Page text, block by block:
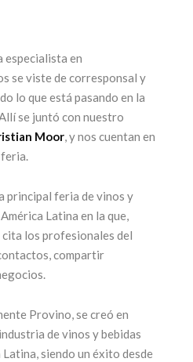
25 años
ícono
turismo
especialista en
se viste de corresponsal y
lo que está pasando en la
se juntó con nuestro
Moor, y nos cuentan en
principal feria de vinos y
Latina en la que,
los profesionales del
compartir
Provino, se creó en
de vinos y bebidas
siendo un éxito desde